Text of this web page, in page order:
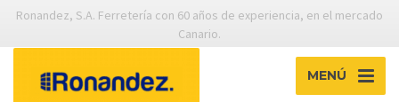
Ronandez, S.A. Ferretería con 60 años de experiencia, en el mercado
Canario.
MENÚ